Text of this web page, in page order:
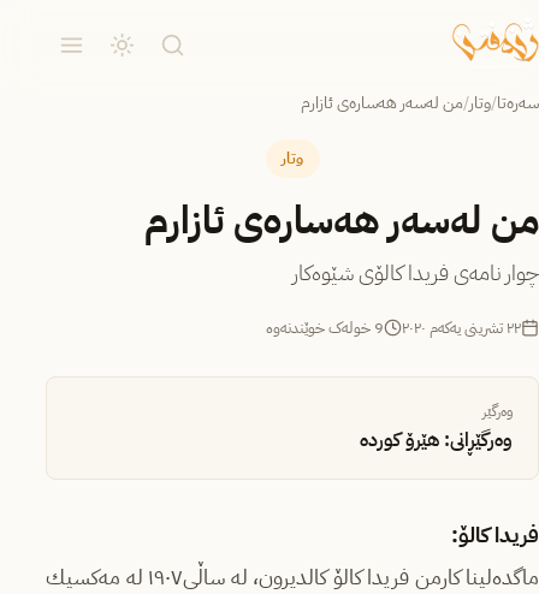
سەرەتا/وتار/من لەسەر هەسارەی ئازارم
وتار
من لەسەر هەسارەی ئازارم
چوار نامەی فریدا کالۆی شێوەکار
٢٢ تشرینی یەکەم ٢٠٢٠ 9 خولەک خوێندنەوە
وەرگێر
وەرگێڕانی: هێرۆ کوردە
فریدا کالۆ:
ماگدەلینا كارمن فریدا كالۆ كالدیرون، لە ساڵی١٩٠٧ لە مەكسیك